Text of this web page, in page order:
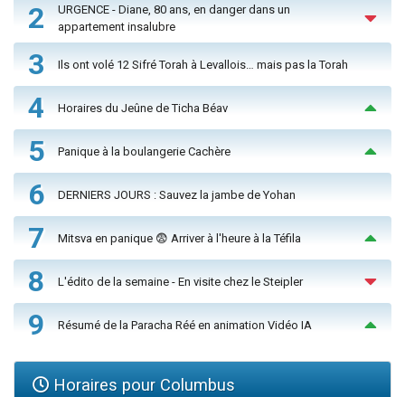
2
URGENCE - Diane, 80 ans, en danger dans un
appartement insalubre
3 Ils ont volé 12 Sifré Torah à Levallois… mais pas la Torah
4 Horaires du Jeûne de Ticha Béav
5 Panique à la boulangerie Cachère
6 DERNIERS JOURS : Sauvez la jambe de Yohan
7 Mitsva en panique 😨 Arriver à l'heure à la Téfila
8 L'édito de la semaine - En visite chez le Steipler
9 Résumé de la Paracha Réé en animation Vidéo IA
Horaires pour Columbus